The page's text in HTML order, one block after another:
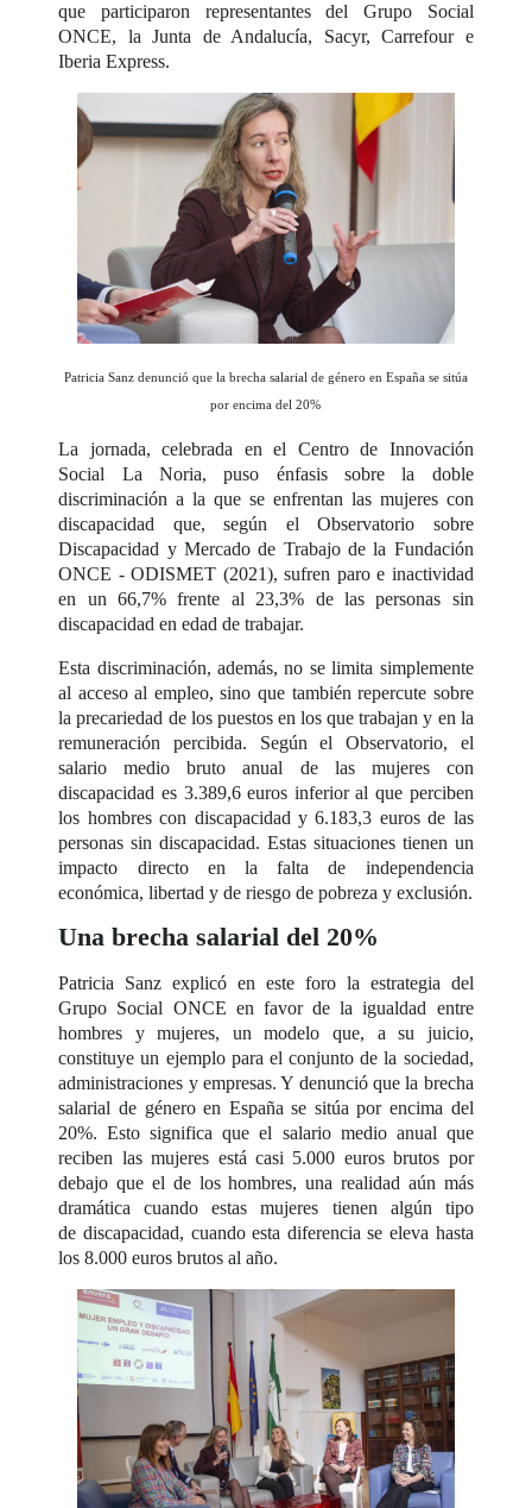
que participaron representantes del Grupo Social
ONCE, la Junta de Andalucía, Sacyr, Carrefour e
Iberia Express.
Patricia Sanz denunció que la brecha salarial de género en España se sitúa
por encima del 20%
La jornada, celebrada en el Centro de Innovación
Social La Noria, puso énfasis sobre la doble
discriminación a la que se enfrentan las mujeres con
discapacidad que, según el Observatorio sobre
Discapacidad y Mercado de Trabajo de la Fundación
ONCE - ODISMET (2021), sufren paro e inactividad
en un 66,7% frente al 23,3% de las personas sin
discapacidad en edad de trabajar.
Esta discriminación, además, no se limita simplemente
al acceso al empleo, sino que también repercute sobre
la precariedad de los puestos en los que trabajan y en la
remuneración percibida. Según el Observatorio, el
salario medio bruto anual de las mujeres con
discapacidad es 3.389,6 euros inferior al que perciben
los hombres con discapacidad y 6.183,3 euros de las
personas sin discapacidad. Estas situaciones tienen un
impacto directo en la falta de independencia
económica, libertad y de riesgo de pobreza y exclusión.
Una brecha salarial del 20%
Patricia Sanz explicó en este foro la estrategia del
Grupo Social ONCE en favor de la igualdad entre
hombres y mujeres, un modelo que, a su juicio,
constituye un ejemplo para el conjunto de la sociedad,
administraciones y empresas. Y denunció que la brecha
salarial de género en España se sitúa por encima del
20%. Esto significa que el salario medio anual que
reciben las mujeres está casi 5.000 euros brutos por
debajo que el de los hombres, una realidad aún más
dramática cuando estas mujeres tienen algún tipo
de discapacidad, cuando esta diferencia se eleva hasta
los 8.000 euros brutos al año.